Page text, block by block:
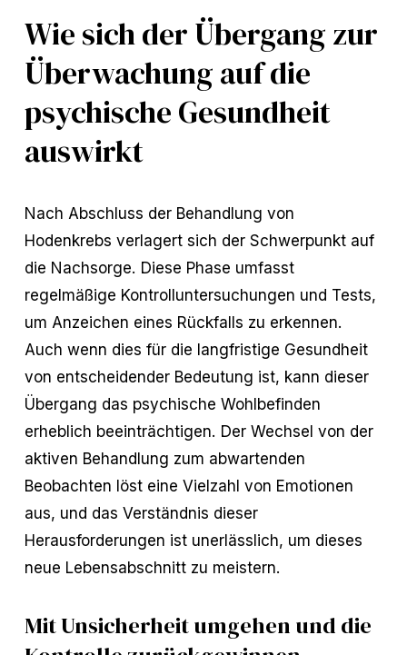
Wie sich der Übergang zur
Überwachung auf die
psychische Gesundheit
auswirkt
Nach Abschluss der Behandlung von
Hodenkrebs verlagert sich der Schwerpunkt auf
die Nachsorge. Diese Phase umfasst
regelmäßige Kontrolluntersuchungen und Tests,
um Anzeichen eines Rückfalls zu erkennen.
Auch wenn dies für die langfristige Gesundheit
von entscheidender Bedeutung ist, kann dieser
Übergang das psychische Wohlbefinden
erheblich beeinträchtigen. Der Wechsel von der
aktiven Behandlung zum abwartenden
Beobachten löst eine Vielzahl von Emotionen
aus, und das Verständnis dieser
Herausforderungen ist unerlässlich, um dieses
neue Lebensabschnitt zu meistern.
Mit Unsicherheit umgehen und die